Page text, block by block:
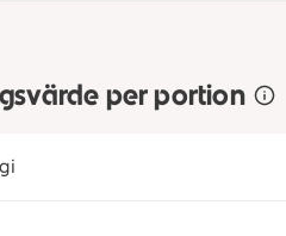
per portion